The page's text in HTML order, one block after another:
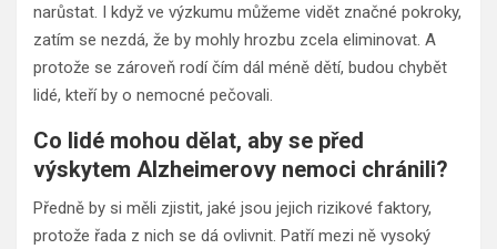
narůstat. I když ve výzkumu můžeme vidět značné pokroky,
zatím se nezdá, že by mohly hrozbu zcela eliminovat. A
protože se zároveň rodí čím dál méně dětí, budou chybět
lidé, kteří by o nemocné pečovali.
Co lidé mohou dělat, aby se před
výskytem Alzheimerovy nemoci chránili?
Předně by si měli zjistit, jaké jsou jejich rizikové faktory,
protože řada z nich se dá ovlivnit. Patří mezi ně vysoký